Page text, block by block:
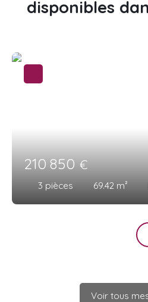
disponibles
210 850€
3 pièces 69.42 m²
Voir tous